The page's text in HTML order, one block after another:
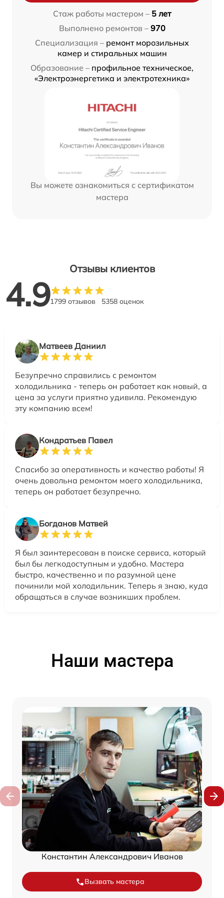
Стаж работы мастером – 5 лет
Выполнено ремонтов – 970
Специализация – ремонт морозильных
камер и стиральных машин
Образование – профильное техническое,
«Электроэнергетика и электротехника»
Вы можете ознакомиться с сертификатом
мастера
Отзывы клиентов
4.91799 отзывов 5358 оценок
Матвеев Даниил
Безупречно справились с ремонтом
холодильника - теперь он работает как новый, а
цена за услуги приятно удивила. Рекомендую
эту компанию всем!
Кондратьев Павел
Спасибо за оперативность и качество работы! Я
очень довольна ремонтом моего холодильника,
теперь он работает безупречно.
Богданов Матвей
Я был заинтересован в поиске сервиса, который
был бы легкодоступным и удобно. Мастера
быстро, качественно и по разумной цене
починили мой холодильник. Теперь я знаю, куда
обращаться в случае возникших проблем.
Наши мастера
Константин Александрович Иванов
Вызвать мастера